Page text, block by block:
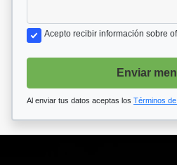
Acepto recibir información sobre
Enviar
Al enviar tus datos aceptas los Términos